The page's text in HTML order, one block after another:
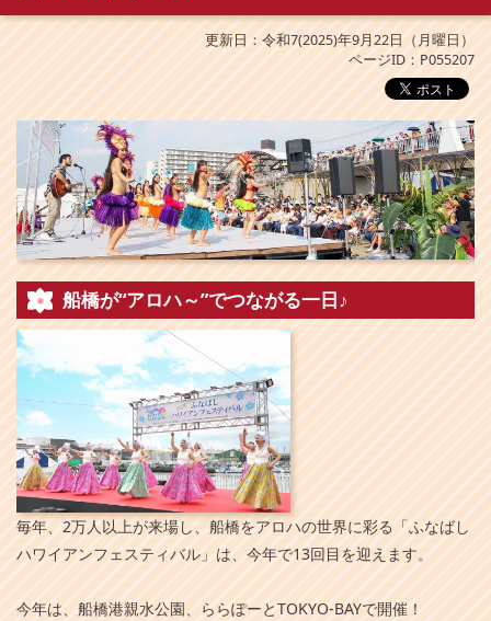
更新日：令和7(2025)年9月22日（月曜日）
ページID：P055207
船橋が“アロハ～”でつながる一日♪
毎年、2万人以上が来場し、船橋をアロハの世界に彩る「ふなばし
ハワイアンフェスティバル」は、今年で13回目を迎えます。
今年は、船橋港親水公園、ららぽーとTOKYO-BAYで開催！